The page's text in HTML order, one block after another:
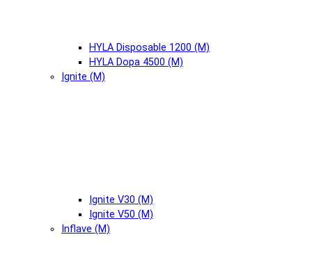
HYLA Disposable 1200 (М)
HYLA Dopa 4500 (М)
Ignite (М)
Ignite V30 (М)
Ignite V50 (М)
Inflave (М)